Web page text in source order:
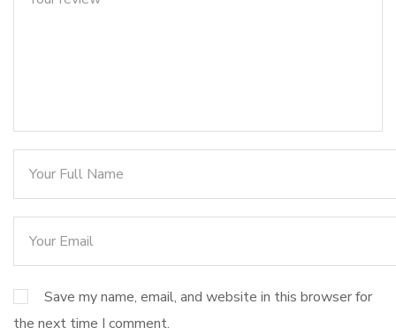
Save my name, email, and website in this browser for
the next time I comment.